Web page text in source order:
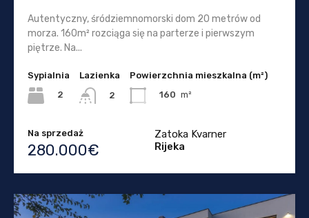
Autentyczny, śródziemnomorski dom 20 metrów od
morza. 160m² rozciąga się na parterze i pierwszym
piętrze. Na...
Sypialnia
2
Lazienka
2
Powierzchnia mieszkalna (m²)
160 m²
Na sprzedaż
280.000€
Zatoka Kvarner
Rijeka